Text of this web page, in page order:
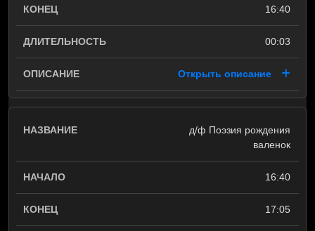
16:40
00:03
Открыть описание
д/ф Поэзия рождения
валенок
16:40
17:05